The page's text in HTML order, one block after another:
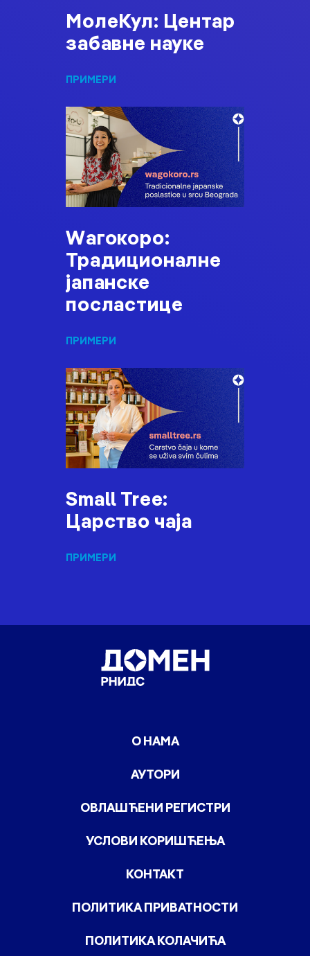
МолеКул: Центар
забавне науке
ПРИМЕРИ
Wагокоро:
Традиционалне
јапанске
посластице
ПРИМЕРИ
Small Tree:
Царство чаја
ПРИМЕРИ
О НАМА
АУТОРИ
ОВЛАШЋЕНИ РЕГИСТРИ
УСЛОВИ КОРИШЋЕЊА
КОНТАКТ
ПОЛИТИКА ПРИВАТНОСТИ
ПОЛИТИКА КОЛАЧИЋА